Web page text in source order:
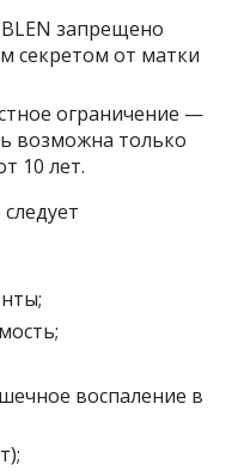
запрещено
секретом от матки
ограничение —
возможна только
10 лет.
воспаление в